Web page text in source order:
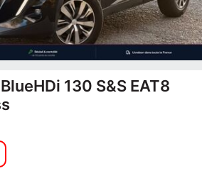
130 S&S EAT8